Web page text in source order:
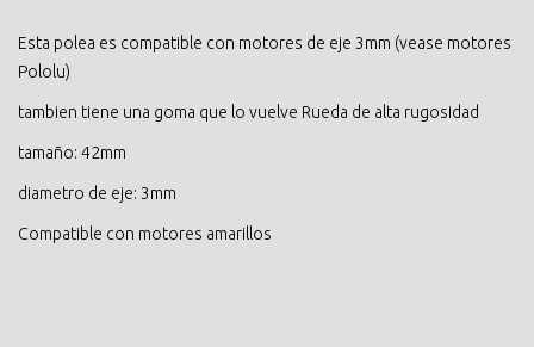
Esta polea es compatible con motores de eje 3mm (vease motores
Pololu)
tambien tiene una goma que lo vuelve Rueda de alta rugosidad
tamaño: 42mm
diametro de eje: 3mm
Compatible con motores amarillos